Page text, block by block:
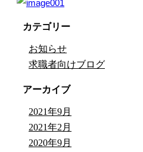
カテゴリー
お知らせ
求職者向けブログ
アーカイブ
2021年9月
2021年2月
2020年9月